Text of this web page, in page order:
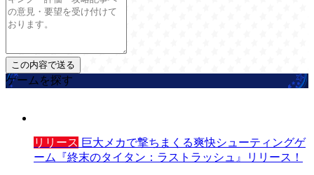
ゲームを探す
リリース 巨大メカで撃ちまくる爽快シューティングゲ
ーム『終末のタイタン：ラストラッシュ』リリース！